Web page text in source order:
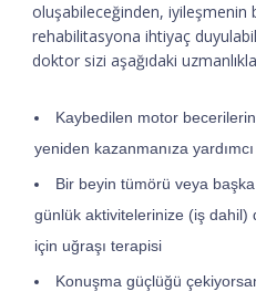
oluşabileceğinden, iyileşmenin
rehabilitasyona ihtiyaç
doktor sizi aşağıdaki
Kaybedilen motor
yeniden kazanmanıza
Bir beyin tümörü veya
günlük aktivitelerinize (iş dahil)
için uğraşı terapisi
Konuşma güçlüğü